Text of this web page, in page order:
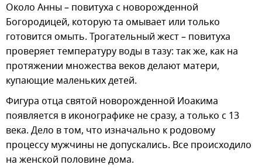
Около Анны – повитуха с новорожденной
Богородицей, которую та омывает или только
готовится омыть. Трогательный жест – повитуха
проверяет температуру воды в тазу: так же, как на
протяжении множества веков делают матери,
купающие маленьких детей.
Фигура отца святой новорожденной Иоакима
появляется в иконографике не сразу, а только с 13
века. Дело в том, что изначально к родовому
процессу мужчины не допускались. Все происходило
на женской половине дома.